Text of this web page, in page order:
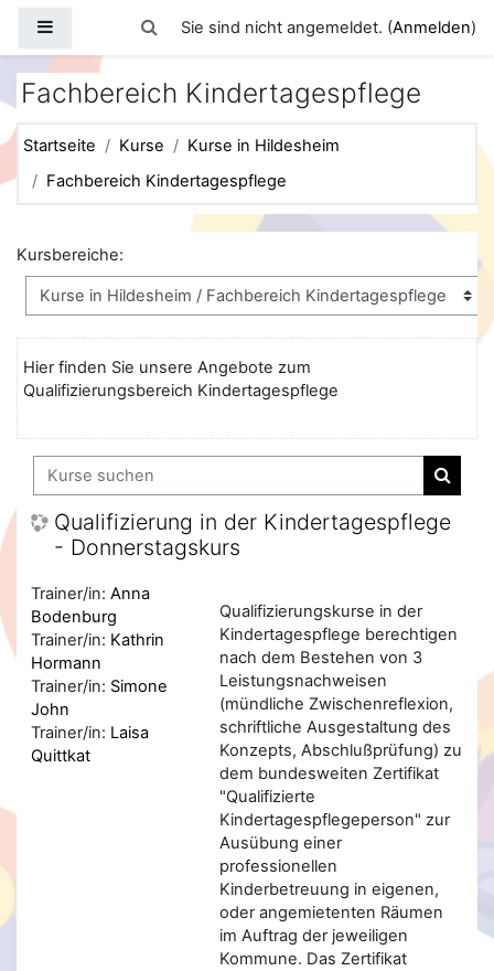
Website-ÜbersichtSucheingabe umschalten
Sie sind nicht angemeldet. (Anmelden)
Fachbereich Kindertagespflege
Startseite Kurse
Kurse in Hildesheim
Fachbereich Kindertagespflege
Kursbereiche:
Hier finden Sie unsere Angebote zum
Qualifizierungsbereich Kindertagespflege
Kurse suchen
Kurse
Qualifizierung in der Kindertagespflege
- Donnerstagskurs
Qualifizierungskurse in der
Kindertagespflege berechtigen
nach dem Bestehen von 3
Leistungsnachweisen
(mündliche Zwischenreflexion,
schriftliche Ausgestaltung des
Konzepts, Abschlußprüfung) zu
dem bundesweiten Zertifikat
"Qualifizierte
Kindertagespflegeperson" zur
Ausübung einer
professionellen
Kinderbetreuung in eigenen,
oder angemietenten Räumen
im Auftrag der jeweiligen
Kommune. Das Zertifikat
Trainer/in: Anna
Bodenburg
Trainer/in: Kathrin
Hormann
Trainer/in: Simone
John
Trainer/in: Laisa
Quittkat